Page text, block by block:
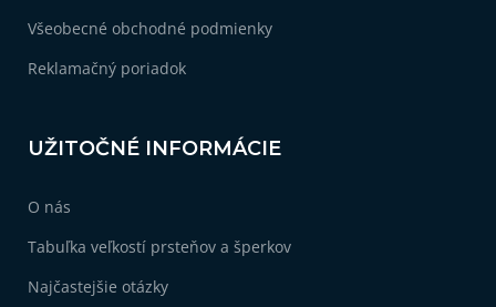
Všeobecné obchodné podmienky
Reklamačný poriadok
UŽITOČNÉ INFORMÁCIE
O nás
Tabuľka veľkostí prsteňov a šperkov
Najčastejšie otázky